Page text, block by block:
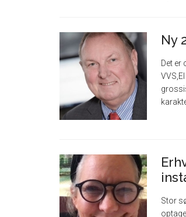
Ny
Det er
Stor